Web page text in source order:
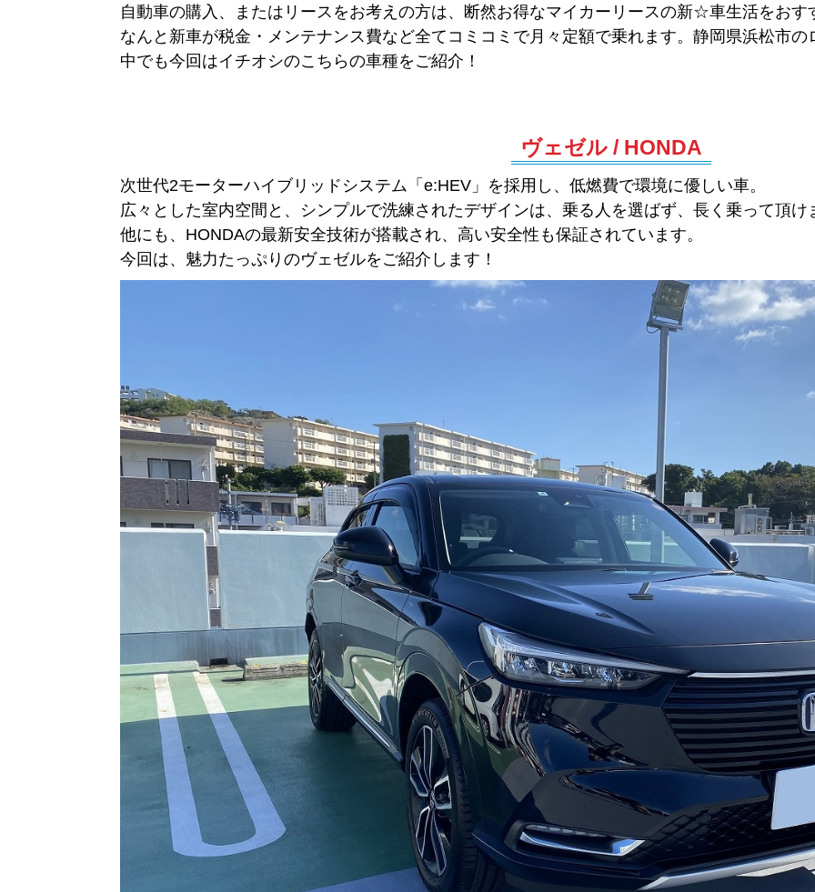
自動車の購入、またはリースをお考えの方は、断然お得なマイカーリースの新☆車生活をおす
なんと新車が税金・メンテナンス費など全てコミコミで月々定額で乗れます。静岡県浜松市
中でも今回はイチオシのこちらの車種をご紹介！
ヴェゼル / HONDA
次世代2モーターハイブリッドシステム「e:HEV」を採用し、低燃費で環境に優しい車。
広々とした室内空間と、シンプルで洗練されたデザインは、乗る人を選ばず、長く乗って頂け
他にも、HONDAの最新安全技術が搭載され、高い安全性も保証されています。
今回は、魅力たっぷりのヴェゼルをご紹介します！